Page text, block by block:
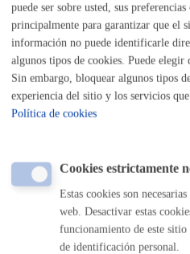
Foral 16/1989, de 5 de julio, del
Valor de los Terrenos de
38/2006, de 2 de agosto, por el que
Recaudación del Territorio
de obligación legal art.6.1.c)
2/2004, de 5 de marzo por el que
Gipuzkoa - Decreto Foral 41/2006,
se aprueba el Reglamento de
Tributaria del Territorio Histórico de
Revisión en Vía Administrativa. -
Tributos y otros Ingresos de
puede ser sobre usted, sus
principalmente para garantizar que el
información no puede identificarle
algunos tipos de cookies. Puede elegir
Sin embargo, bloquear algunos tipos
experiencia del sitio y los servicios
Política de cookies
Cookies estrictamente
Estas cookies son
web. Desactivar estas
funcionamiento de este
de identificación personal.